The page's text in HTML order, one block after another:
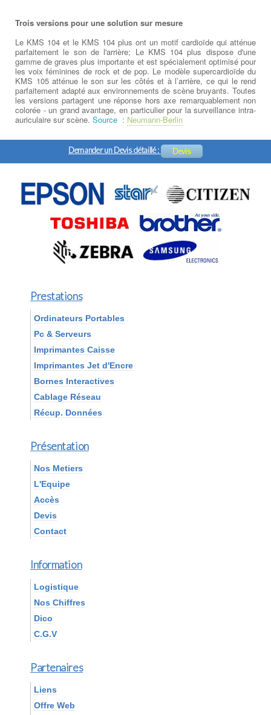
Trois versions pour une solution sur mesure
Le KMS 104 et le KMS 104 plus ont un motif cardioïde qui atténue
parfaitement le son de l'arrière; Le KMS 104 plus dispose d'une
gamme de graves plus importante et est spécialement optimisé pour
les voix féminines de rock et de pop. Le modèle supercardioïde du
KMS 105 atténue le son sur les côtés et à l’arrière, ce qui le rend
parfaitement adapté aux environnements de scène bruyants. Toutes
les versions partagent une réponse hors axe remarquablement non
colorée - un grand avantage, en particulier pour la surveillance intra-
auriculaire sur scène. Source : Neumann-Berlin
Demander un Devis détaillé : Devis
Prestations
Ordinateurs Portables
Pc & Serveurs
Imprimantes Caisse
Imprimantes Jet d'Encre
Bornes Interactives
Cablage Réseau
Récup. Données
Présentation
Nos Metiers
L'Equipe
Accès
Devis
Contact
Information
Logistique
Nos Chiffres
Dico
C.G.V
Partenaires
Liens
Offre Web